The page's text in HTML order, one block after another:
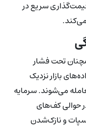
سریع در
تحت فشار
بازار نزدیک
نزدیک ۱,۶۵۶ دلار معامله می‌شوند. سرمایه
حوالی کف‌های
و نازک‌شدن